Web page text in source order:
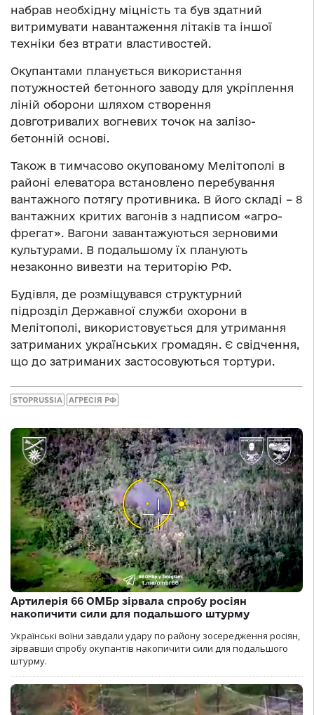
набрав необхідну міцність та був здатний
витримувати навантаження літаків та іншої
техніки без втрати властивостей.
Окупантами планується використання
потужностей бетонного заводу для укріплення
ліній оборони шляхом створення
довготривалих вогневих точок на залізо-
бетонній основі.
Також в тимчасово окупованому Мелітополі в
районі елеватора встановлено перебування
вантажного потягу противника. В його складі – 8
вантажних критих вагонів з надписом «агро-
фрегат». Вагони завантажуються зерновими
культурами. В подальшому їх планують
незаконно вивезти на територію РФ.
Будівля, де розміщувався структурний
підрозділ Державної служби охорони в
Мелітополі, використовується для утримання
затриманих українських громадян. Є свідчення,
що до затриманих застосовуються тортури.
STOPRUSSIA АГРЕСІЯ РФ
Артилерія 66 ОМБр зірвала спробу росіян
накопичити сили для подальшого штурму
Українські воїни завдали удару по району зосередження росіян,
зірвавши спробу окупантів накопичити сили для подальшого
штурму.